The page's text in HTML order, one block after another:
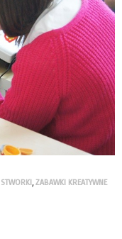
STWORKI,ZABAWKI KREATYWNE